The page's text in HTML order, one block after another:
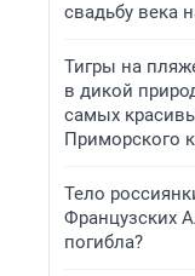
свадьбу века
Тигры на
в дикой
самых
Приморского
Тело
Французских
погибла?